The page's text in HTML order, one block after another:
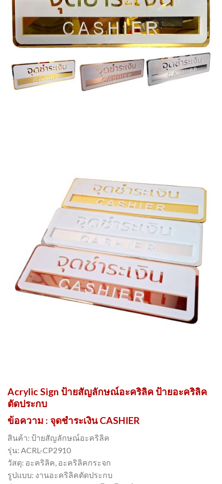
Acrylic Sign ป้ายสัญลักษณ์อะคริลิค ป้ายอะคริลิค
ตัดประกบ
ข้อความ : จุดชำระเงิน CASHIER
สินค้า: ป้ายสัญลักษณ์อะคริลิค
รุ่น: ACRL-CP2910
วัสดุ: อะคริลิค, อะคริลิคกระจก
รูปแบบ: งานอะคริลิคตัดประกบ